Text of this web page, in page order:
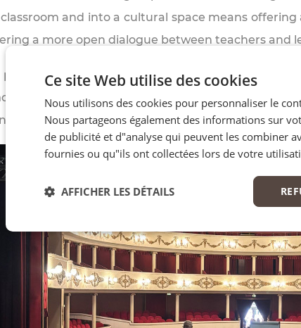
and into a cultural space means
a more open dialogue between teachers and
precisely from these fresh perspectives that
engineers means not only imparting
and contribute, responsibly, to building the
Ce site Web utilise des cookies
Nous utilisons des cookies pour personnaliser le
Nous partageons également des informations sur
de publicité et d"analyse qui peuvent les combiner
fournies ou qu"ils ont collectées lors de votre
AFFICHER LES DÉTAILS